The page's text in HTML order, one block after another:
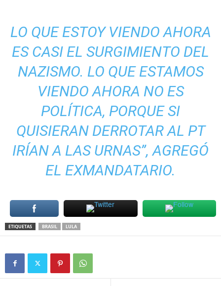
LO QUE ESTOY VIENDO AHORA
ES CASI EL SURGIMIENTO DEL
NAZISMO. LO QUE ESTAMOS
VIENDO AHORA NO ES
POLÍTICA, PORQUE SI
QUISIERAN DERROTAR AL PT
IRÍAN A LAS URNAS”, AGREGÓ
EL EXMANDATARIO.
ETIQUETAS BRASIL LULA